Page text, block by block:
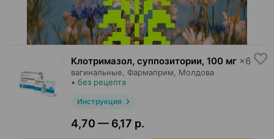
Клотримазол, суппозитории, 100 мг ×6
вагинальные, Фармаприм , Молдова
• без рецепта
Инструкция
4,70 — 6,17 р.